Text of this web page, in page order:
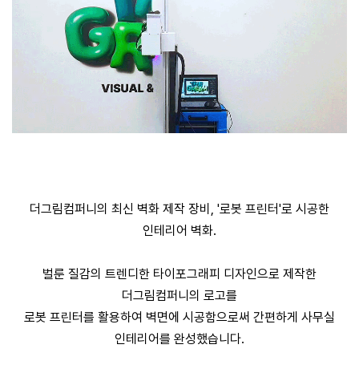
더그림컴퍼니의 최신 벽화 제작 장비, '로봇 프린터'로 시공한
인테리어 벽화.
벌룬 질감의 트렌디한 타이포그래피 디자인으로 제작한
더그림컴퍼니의 로고를
로봇 프린터를 활용하여 벽면에 시공함으로써 간편하게 사무실
인테리어를 완성했습니다.